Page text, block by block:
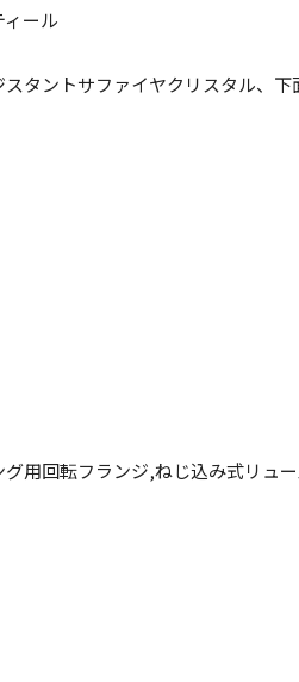
ール
スタントサファイヤクリスタル、
用回転フランジ,ねじ込み式リュ